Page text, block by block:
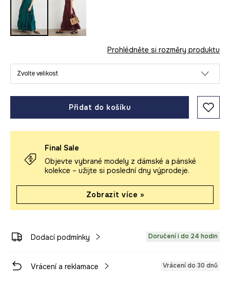
Prohlédněte si rozměry produktu
Zvolte velikost
Přidat do košíku
Final Sale
Objevte vybrané modely z dámské a pánské
kolekce – užijte si poslední dny výprodeje.
Zobrazit více »
Dodací podmínky Doručení i do 24 hodin
Vrácení a reklamace Vrácení do 30 dnů